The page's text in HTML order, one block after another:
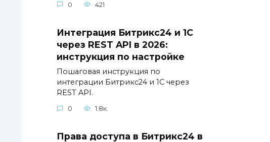
0 421
Интеграция Битрикс24 и 1С
через REST API в 2026:
инструкция по настройке
Пошаговая инструкция по
интеграции Битрикс24 и 1С через
REST API.
0 1.8к.
Права доступа в Битрикс24 в